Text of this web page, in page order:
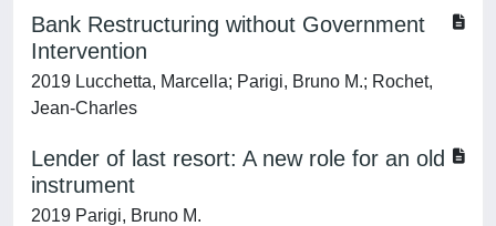
Bank Restructuring without Government
Intervention
2019 Lucchetta, Marcella; Parigi, Bruno M.; Rochet,
Jean-Charles
Lender of last resort: A new role for an old
instrument
2019 Parigi, Bruno M.